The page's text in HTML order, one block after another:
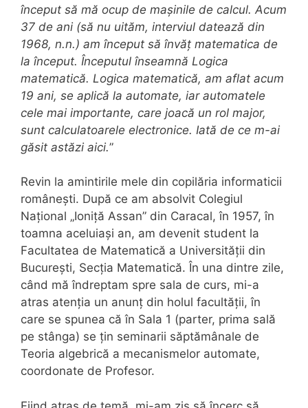
început să mă ocup de mașinile de calcul. Acum
37 de ani (să nu uităm, interviul datează din
1968, n.n.) am început să învăț matematica de
la început. Începutul înseamnă Logica
matematică. Logica matematică, am aflat acum
19 ani, se aplică la automate, iar automatele
cele mai importante, care joacă un rol major,
sunt calculatoarele electronice. Iată de ce m-ai
găsit astăzi aici.”
Revin la amintirile mele din copilăria informaticii
românești. După ce am absolvit Colegiul
Național „Ioniță Assan” din Caracal, în 1957, în
toamna aceluiași an, am devenit student la
Facultatea de Matematică a Universității din
București, Secția Matematică. În una dintre zile,
când mă îndreptam spre sala de curs, mi-a
atras atenția un anunț din holul facultății, în
care se spunea că în Sala 1 (parter, prima sală
pe stânga) se țin seminarii săptămânale de
Teoria algebrică a mecanismelor automate,
coordonate de Profesor.